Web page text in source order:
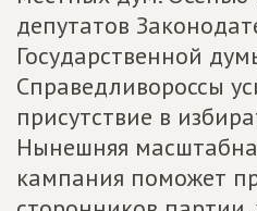
депутатов
Государственной
Справедливороссы
присутствие в
Нынешняя
кампания поможет